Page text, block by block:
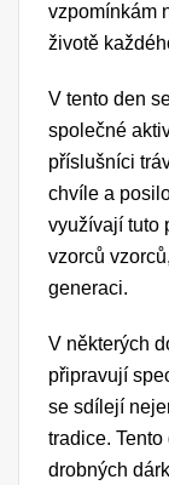
vzpomínkám
životě
V tento den
společné
příslušníci
chvíle a
využívají tuto
vzorců
generaci.
V některých
připravují
se sdílejí
tradice.
drobných